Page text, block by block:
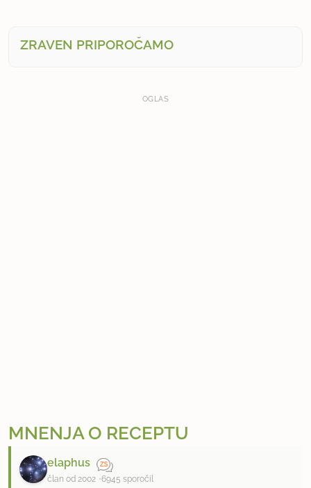
ZRAVEN PRIPOROČAMO
OGLAS
MNENJA O RECEPTU
elaphus
član od 2002 6945 sporočil